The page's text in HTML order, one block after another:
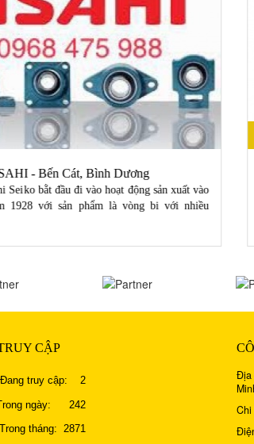
- Bến Cát, Bình Dương
Seiko bằt đầu đi vào hoạt động sản xuất vào
1928 với sản phẩm là vòng bi với nhiều
CẬP
Đang truy cập: 2
ngày: 242
Trong tháng: 2871
Địa
Chi